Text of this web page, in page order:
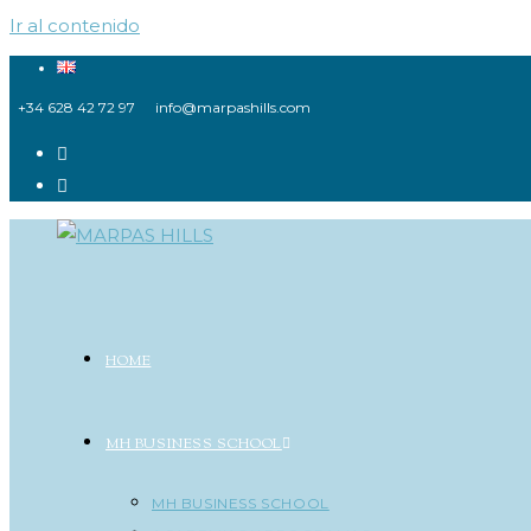
Ir al contenido
+34 628 42 72 97 info@marpashills.com
HOME
MH BUSINESS SCHOOL
MH BUSINESS SCHOOL